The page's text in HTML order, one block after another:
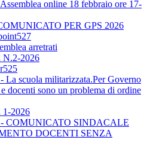
online 18 febbraio ore 17-
PER GPS 2026
arretrati
2026
scuola militarizzata.Per Governo
docenti sono un problema di ordine
2026
COMUNICATO SINDACALE
DOCENTI SENZA